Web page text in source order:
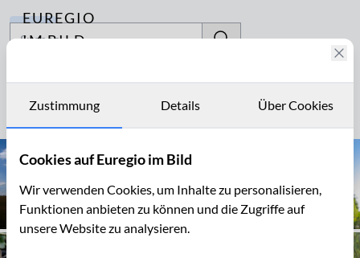
EUREGIO
IM BILD
Archiv
Kontakt
Archiv
Zustimmung Details Über Cookies
Cookies auf Euregio im Bild
Wir verwenden Cookies, um Inhalte zu personalisieren,
Funktionen anbieten zu können und die Zugriffe auf
unsere Website zu analysieren.